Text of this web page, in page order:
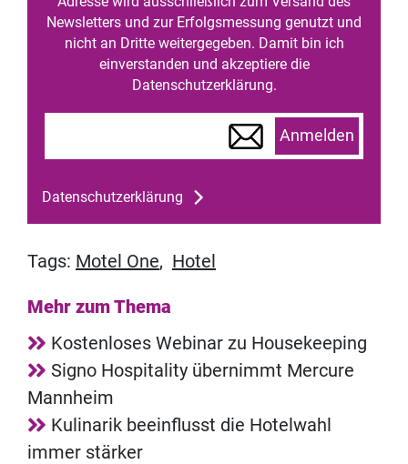
Newsletters und zur Erfolgsmessung genutzt und
nicht an Dritte weitergegeben. Damit bin ich
einverstanden und akzeptiere die
Datenschutzerklärung.
Anmelden
Datenschutzerklärung
Tags: Motel One, Hotel
Mehr zum Thema
Kostenloses Webinar zu Housekeeping
Signo Hospitality übernimmt Mercure
Mannheim
Kulinarik beeinflusst die Hotelwahl
immer stärker